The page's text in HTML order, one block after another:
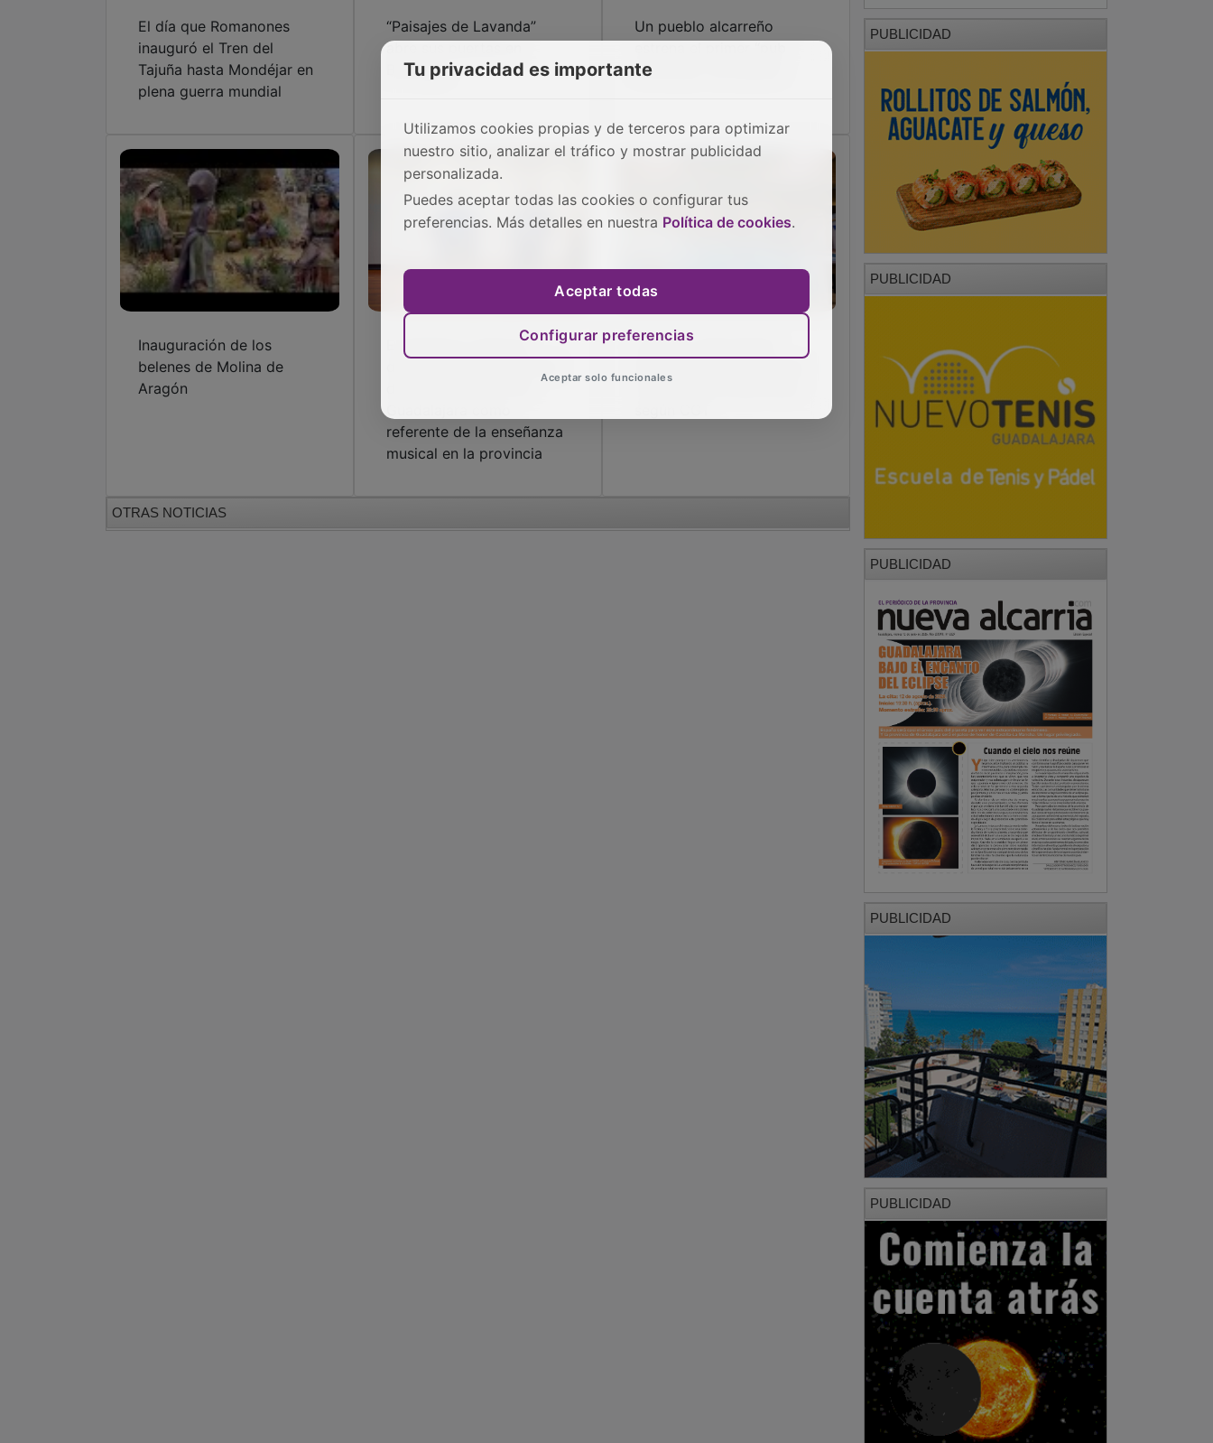
El día que Romanones
inauguró el Tren del
Tajuña hasta Mondéjar en
plena guerra mundial
“Paisajes de Lavanda”
abre sus puertas en
Brihuega
Un pueblo alcarreño
municipal” de España
Inauguración de los
belenes de Molina de
Aragón
El Gobierno regional
referente de la enseñanza
musical en la provincia
Las seis “alarmantes”
OTRAS NOTICIAS
PUBLICIDAD
PUBLICIDAD
PUBLICIDAD
PUBLICIDAD
PUBLICIDAD
Tu privacidad es importante
Utilizamos cookies propias y de terceros para optimizar
nuestro sitio, analizar el tráfico y mostrar publicidad
personalizada.
Puedes aceptar todas las cookies o configurar tus
preferencias. Más detalles en nuestra Política de cookies.
Aceptar todas
Configurar preferencias
Aceptar solo funcionales